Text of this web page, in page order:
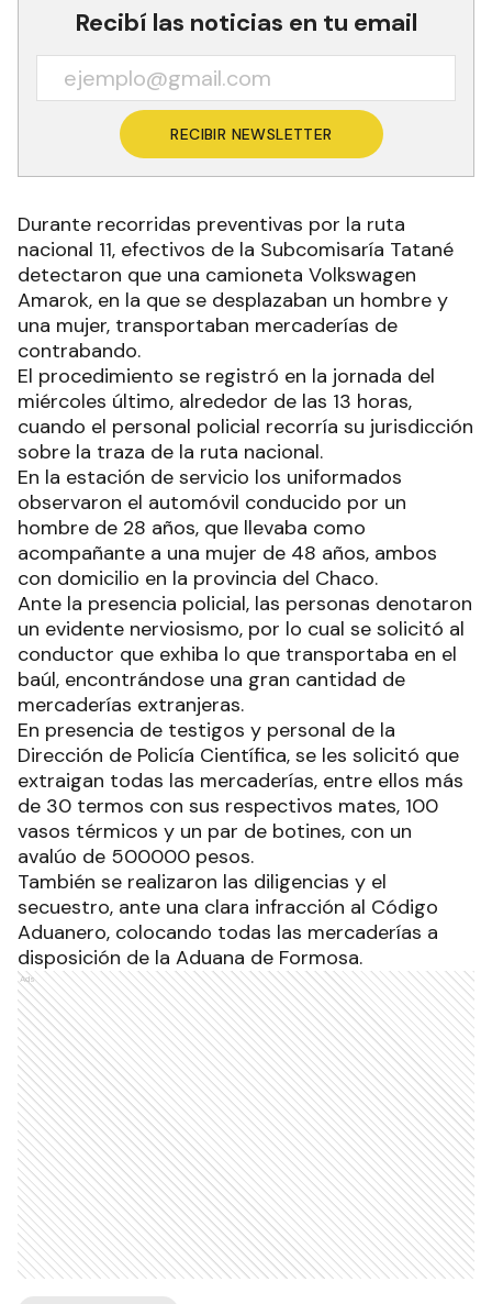
Recibí las noticias en tu email
RECIBIR NEWSLETTER
Durante recorridas preventivas por la ruta
nacional 11, efectivos de la Subcomisaría Tatané
detectaron que una camioneta Volkswagen
Amarok, en la que se desplazaban un hombre y
una mujer, transportaban mercaderías de
contrabando.
El procedimiento se registró en la jornada del
miércoles último, alrededor de las 13 horas,
cuando el personal policial recorría su jurisdicción
sobre la traza de la ruta nacional.
En la estación de servicio los uniformados
observaron el automóvil conducido por un
hombre de 28 años, que llevaba como
acompañante a una mujer de 48 años, ambos
con domicilio en la provincia del Chaco.
Ante la presencia policial, las personas denotaron
un evidente nerviosismo, por lo cual se solicitó al
conductor que exhiba lo que transportaba en el
baúl, encontrándose una gran cantidad de
mercaderías extranjeras.
En presencia de testigos y personal de la
Dirección de Policía Científica, se les solicitó que
extraigan todas las mercaderías, entre ellos más
de 30 termos con sus respectivos mates, 100
vasos térmicos y un par de botines, con un
avalúo de 500000 pesos.
También se realizaron las diligencias y el
secuestro, ante una clara infracción al Código
Aduanero, colocando todas las mercaderías a
disposición de la Aduana de Formosa.
Ads